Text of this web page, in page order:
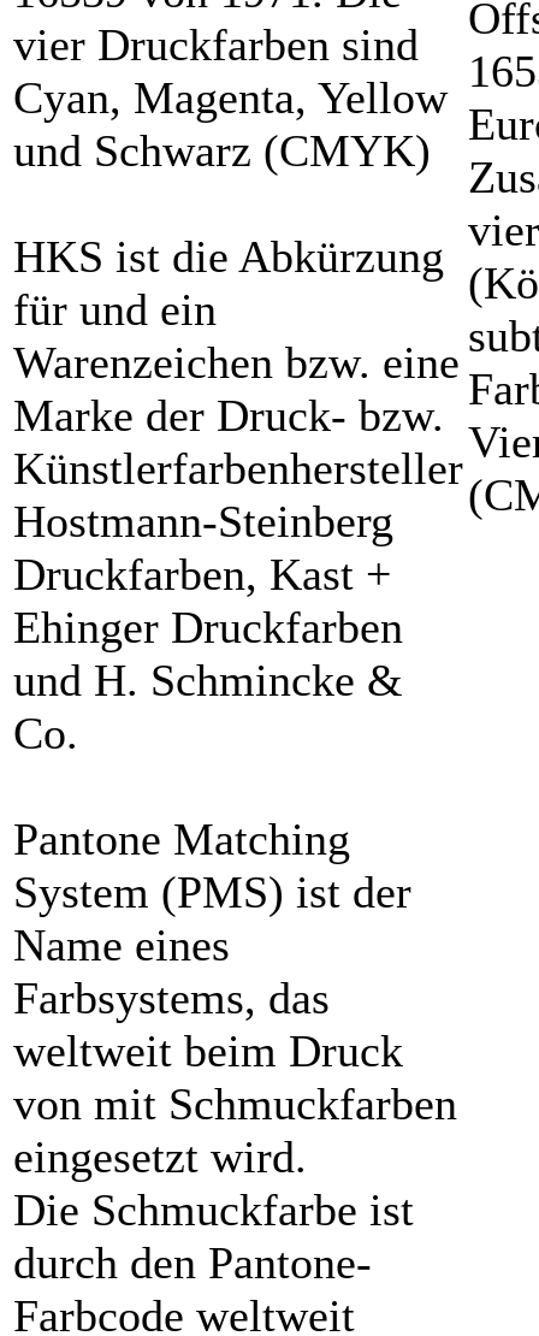
vier Druckfarben sind
Cyan, Magenta, Yellow
und Schwarz (CMYK)
HKS ist die Abkürzung
für und ein
Warenzeichen bzw. eine
Marke der Druck- bzw.
Künstlerfarbenhersteller
Hostmann-Steinberg
Druckfarben, Kast +
Ehinger Druckfarben
und H. Schmincke &
Co.
Pantone Matching
System (PMS) ist der
Name eines
Farbsystems, das
weltweit beim Druck
von mit Schmuckfarben
eingesetzt wird.
Die Schmuckfarbe ist
durch den Pantone-
Farbcode weltweit